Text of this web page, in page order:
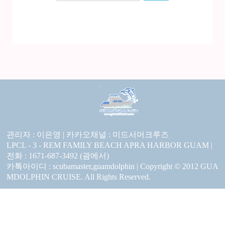
관리자 : 이은영 | 카카오채널 : 미드서머크루즈
LPCL - 3 - REM FAMILY BEACH APRA HARBOR GUAM |
전화 : 1671-687-3492 (괌에서)
카톡아이디 : scubamaster,guamdolphin | Copyright © 2012 GUA
MDOLPHIN CRUISE. All Rights Reserved.